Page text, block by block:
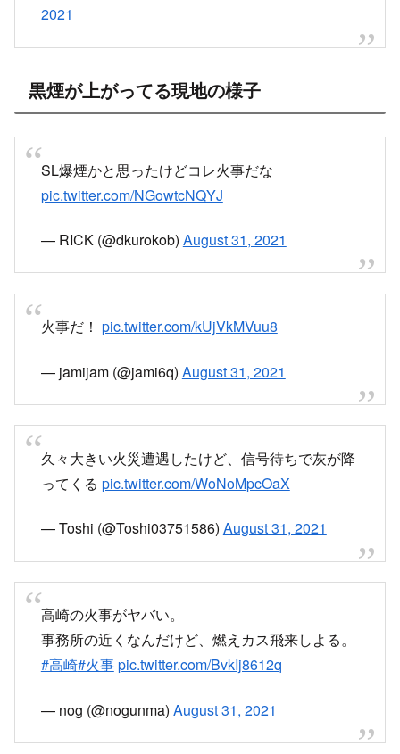
2021
黒煙が上がってる現地の様子
SL爆煙かと思ったけどコレ火事だな
pic.twitter.com/NGowtcNQYJ
— RICK (@dkurokob) August 31, 2021
火事だ！ pic.twitter.com/kUjVkMVuu8
— jamijam (@jami6q) August 31, 2021
久々大きい火災遭遇したけど、信号待ちで灰が降
ってくる pic.twitter.com/WoNoMpcOaX
— Toshi (@Toshi03751586) August 31, 2021
高崎の火事がヤバい。
事務所の近くなんだけど、燃えカス飛来しよる。
#高崎#火事pic.twitter.com/BvkIj8612q
— nog (@nogunma) August 31, 2021